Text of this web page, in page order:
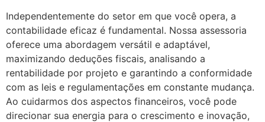
Independentemente do setor em que você opera, a
contabilidade eficaz é fundamental. Nossa assessoria
oferece uma abordagem versátil e adaptável,
maximizando deduções fiscais, analisando a
rentabilidade por projeto e garantindo a conformidade
com as leis e regulamentações em constante mudança.
Ao cuidarmos dos aspectos financeiros, você pode
direcionar sua energia para o crescimento e inovação,